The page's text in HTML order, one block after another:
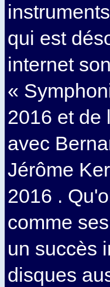
qui est
internet
«
2016 et de
avec
Jérôme
2016 .
comme
un succès
disques